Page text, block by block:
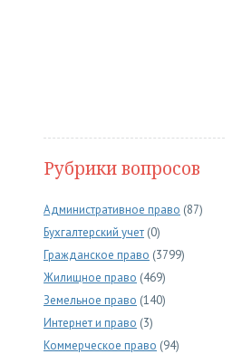
Рубрики вопросов
Административное право (87)
Бухгалтерский учет (0)
Гражданское право (3799)
Жилищное право (469)
Земельное право (140)
Интернет и право (3)
Коммерческое право (94)